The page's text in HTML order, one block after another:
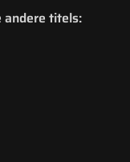
andere titels: